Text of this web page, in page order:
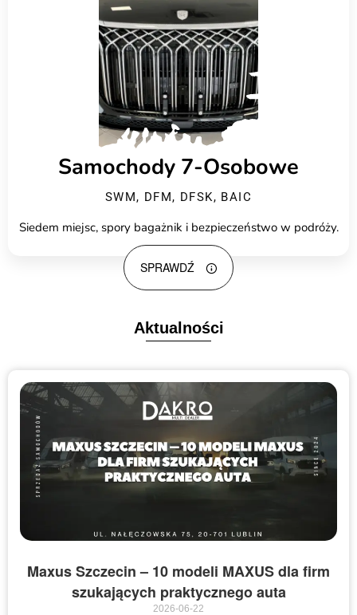
Samochody 7-Osobowe
SWM, DFM, DFSK, BAIC
Siedem miejsc, spory bagażnik i bezpieczeństwo w podróży.
SPRAWDŹ
Aktualności
Maxus Szczecin – 10 modeli MAXUS dla firm
szukających praktycznego auta
2026-06-22